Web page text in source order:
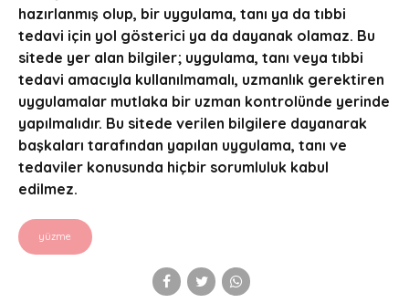
hazırlanmış olup, bir uygulama, tanı ya da tıbbi
tedavi için yol gösterici ya da dayanak olamaz. Bu
sitede yer alan bilgiler; uygulama, tanı veya tıbbi
tedavi amacıyla kullanılmamalı, uzmanlık gerektiren
uygulamalar mutlaka bir uzman kontrolünde yerinde
yapılmalıdır. Bu sitede verilen bilgilere dayanarak
başkaları tarafından yapılan uygulama, tanı ve
tedaviler konusunda hiçbir sorumluluk kabul
edilmez.
yüzme